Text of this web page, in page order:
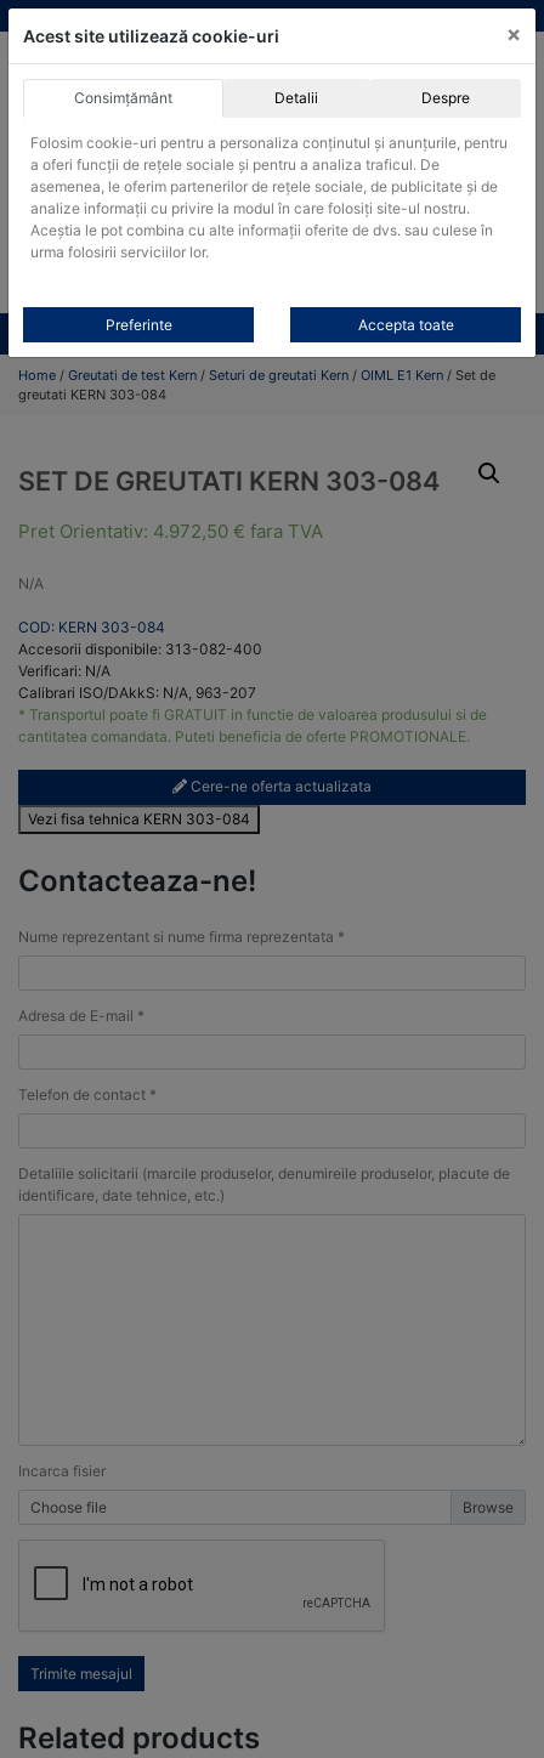
Skip
to
ACHIZITII PUBLICE
Produsele pot fi achizitionate si in sistemul SEAP / SICAP
Products
search
CAUTARE
Toate produsele CONTACT
Home / Greutati de test Kern / Seturi de greutati Kern / OIML E1 Kern / Set de
greutati KERN 303-084
SET DE GREUTATI KERN 303-084
Pret Orientativ: 4.972,50 € fara TVA
N/A
COD: KERN 303-084
Accesorii disponibile: 313-082-400
Verificari: N/A
Calibrari ISO/DAkkS: N/A, 963-207
* Transportul poate fi GRATUIT in functie de valoarea produsului si de
cantitatea comandata. Puteti beneficia de oferte PROMOTIONALE.
Cere-ne oferta actualizata
Vezi fisa tehnica KERN 303-084
Contacteaza-ne!
Nume reprezentant si nume firma reprezentata *
Adresa de E-mail *
Telefon de contact *
Detaliile solicitarii (marcile produselor, denumireile produselor, placute de
identificare, date tehnice, etc.)
Incarca fisier
Choose file
Trimite mesajul
Related products
Acest site utilizează cookie-uri ×
Consimțământ Detalii Despre
Folosim cookie-uri pentru a personaliza conținutul și anunțurile, pentru
a oferi funcții de rețele sociale și pentru a analiza traficul. De
asemenea, le oferim partenerilor de rețele sociale, de publicitate și de
analize informații cu privire la modul în care folosiți site-ul nostru.
Aceștia le pot combina cu alte informații oferite de dvs. sau culese în
urma folosirii serviciilor lor.
Preferinte Accepta toate